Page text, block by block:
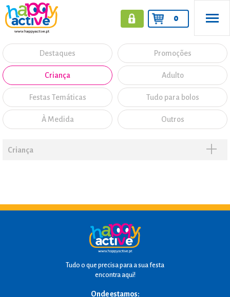
0
Destaques Promoções
Criança Adulto
Festas Temáticas Tudo para bolos
À Medida Outros
Criança
Tudo o que precisa para a sua festa
encontra aqui!
Onde estamos: